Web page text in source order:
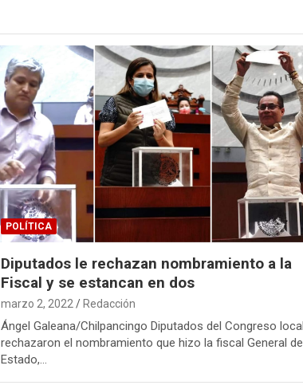
POLÍTICA
Diputados le rechazan nombramiento a la
Fiscal y se estancan en dos
marzo 2, 2022 Redacción
Ángel Galeana/Chilpancingo Diputados del Congreso local
rechazaron el nombramiento que hizo la fiscal General del
Estado,…